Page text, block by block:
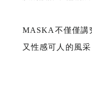
MASKA不僅僅講
又性感可人的風